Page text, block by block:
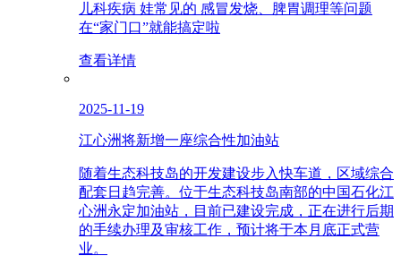
儿科疾病 娃常见的 感冒发烧、脾胃调理等问题
在“家门口”就能搞定啦
查看详情
2025-11-19
江心洲将新增一座综合性加油站
随着生态科技岛的开发建设步入快车道，区域综合
配套日趋完善。位于生态科技岛南部的中国石化江
心洲永定加油站，目前已建设完成，正在进行后期
的手续办理及审核工作，预计将于本月底正式营
业。